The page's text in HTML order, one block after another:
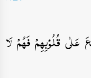
عَلٰی قُلُوۡبِہِمۡ فَہُمۡ لَا